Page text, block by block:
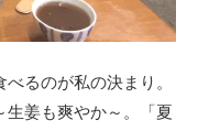
るのが私の決まり。
生姜も爽やか～。「夏